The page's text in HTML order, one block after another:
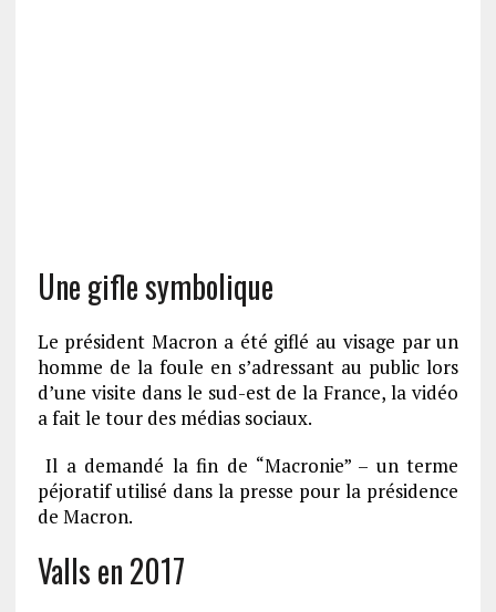
Une gifle symbolique
Le président Macron a été giflé au visage par un
homme de la foule en s’adressant au public lors
d’une visite dans le sud-est de la France, la vidéo
a fait le tour des médias sociaux.
Il a demandé la fin de “Macronie” – un terme
péjoratif utilisé dans la presse pour la présidence
de Macron.
Valls en 2017